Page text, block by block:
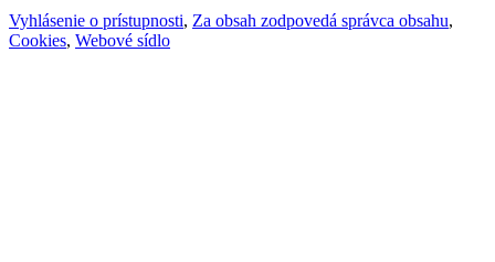
Vyhlásenie o prístupnosti, Za obsah zodpovedá správca obsahu,
Cookies, Webové sídlo